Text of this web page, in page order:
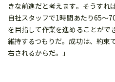
きな前進だと考えます。そうすれ
自社スタッフで1時間あたり65～
を目指して作業を進めることがで
維持するつもりだ。成功は、約束
右されるからだ。」